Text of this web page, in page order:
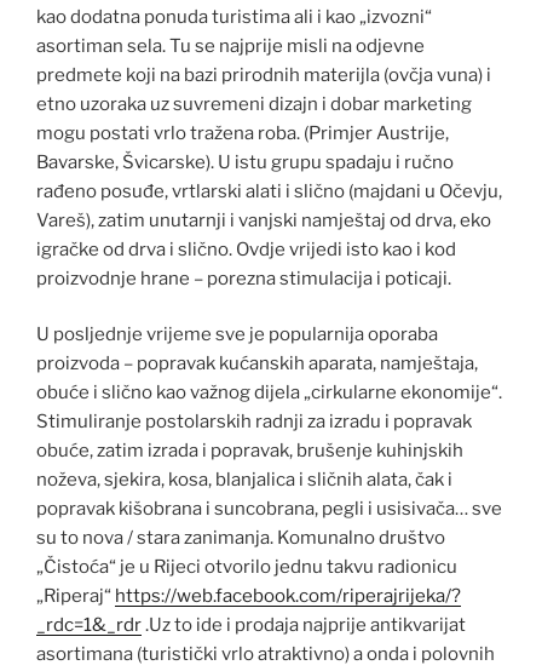
kao dodatna ponuda turistima ali i kao „izvozni“
asortiman sela. Tu se najprije misli na odjevne
predmete koji na bazi prirodnih materijla (ovčja vuna) i
etno uzoraka uz suvremeni dizajn i dobar marketing
mogu postati vrlo tražena roba. (Primjer Austrije,
Bavarske, Švicarske). U istu grupu spadaju i ručno
rađeno posuđe, vrtlarski alati i slično (majdani u Očevju,
Vareš), zatim unutarnji i vanjski namještaj od drva, eko
igračke od drva i slično. Ovdje vrijedi isto kao i kod
proizvodnje hrane – porezna stimulacija i poticaji.
U posljednje vrijeme sve je popularnija oporaba
proizvoda – popravak kućanskih aparata, namještaja,
obuće i slično kao važnog dijela „cirkularne ekonomije“.
Stimuliranje postolarskih radnji za izradu i popravak
obuće, zatim izrada i popravak, brušenje kuhinjskih
noževa, sjekira, kosa, blanjalica i sličnih alata, čak i
popravak kišobrana i suncobrana, pegli i usisivača… sve
su to nova / stara zanimanja. Komunalno društvo
„Čistoća“ je u Rijeci otvorilo jednu takvu radionicu
„Riperaj“ https://web.facebook.com/riperajrijeka/?
_rdc=1&_rdr.Uz to ide i prodaja najprije antikvarijat
asortimana (turistički vrlo atraktivno) a onda i polovnih